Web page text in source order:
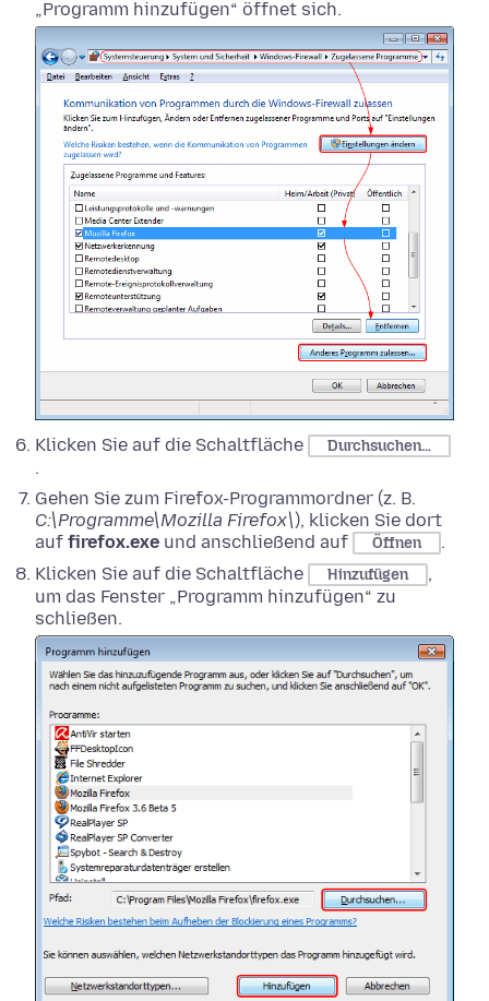
„Programm hinzufügen“ öffnet sich.
Klicken Sie auf die Schaltfläche Durchsuchen…
.
Gehen Sie zum Firefox-Programmordner (z. B.
C:\Programme\Mozilla Firefox\), klicken Sie dort
auf firefox.exe und anschließend auf Öffnen
.
Klicken Sie auf die Schaltfläche
Hinzufügen
,
um das Fenster „Programm hinzufügen“ zu
schließen.